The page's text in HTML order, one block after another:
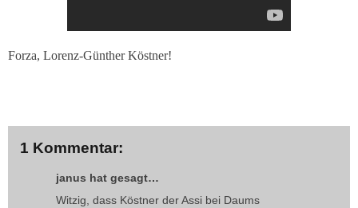
Forza, Lorenz-Günther Köstner!
1 Kommentar:
janus hat gesagt…
Witzig, dass Köstner der Assi bei Daums